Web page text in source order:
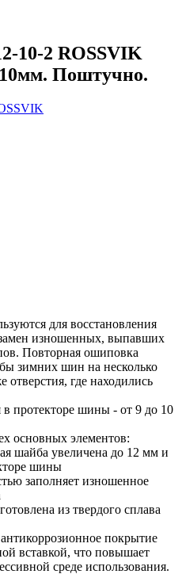
10-2 ROSSVIK
Поштучно.
для восстановления
изношенных, выпавших
Повторная ошиповка
зимних шин на несколько
отверстия, где находились
в протекторе шины - от 9 до 10
основных элементов:
шайба увеличена до 12 мм и
шины
заполняет изношенное
из твердого сплава
покрытие
вставкой, что повышает
среде использования.